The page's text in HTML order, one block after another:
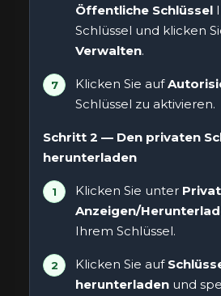
Öffentliche Schlüssel
Schlüssel und klicken
Verwalten.
Klicken Sie auf
Schlüssel zu aktivieren.
Schritt 2 — Den privaten
herunterladen
Klicken Sie unter
Anzeigen/
Ihrem Schlüssel.
Klicken Sie auf
herunterladen und